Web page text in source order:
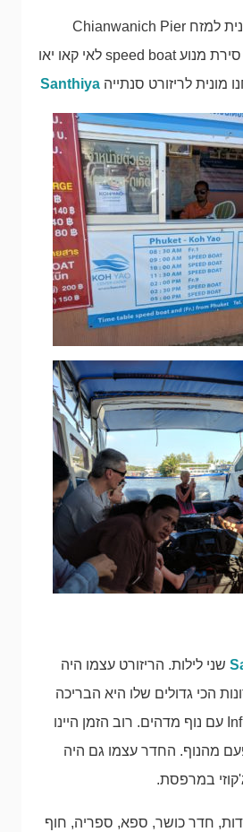
מפוקט טאון לקחנו מונית למזח Chianwanich Pier
) ומשם לקחנו סירת מנוע speed boat לאי קאו יאו
מונית לריזורט סנתייה Santhiya
a שני לילות. הריזורט עצמו היה
הכי גדולים שלו היא הבריכה
האינסופית Infinity pool עם נוף מדהים. רוב הזמן היינו
מהנוף. החדר עצמו גם היה
במרפסת.
חדר כושר, ספא, ספריה, חוף